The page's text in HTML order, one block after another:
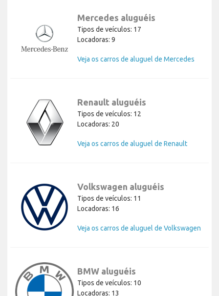
Mercedes aluguéis
Tipos de veículos: 17
Locadoras: 9
Veja os carros de aluguel de Mercedes
Renault aluguéis
Tipos de veículos: 12
Locadoras: 20
Veja os carros de aluguel de Renault
Volkswagen aluguéis
Tipos de veículos: 11
Locadoras: 16
Veja os carros de aluguel de Volkswagen
BMW aluguéis
Tipos de veículos: 10
Locadoras: 13